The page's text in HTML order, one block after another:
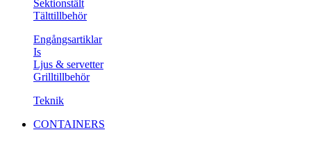
Sektionstält
Tälttillbehör
Engångsartiklar
Is
Ljus & servetter
Grilltillbehör
Teknik
CONTAINERS